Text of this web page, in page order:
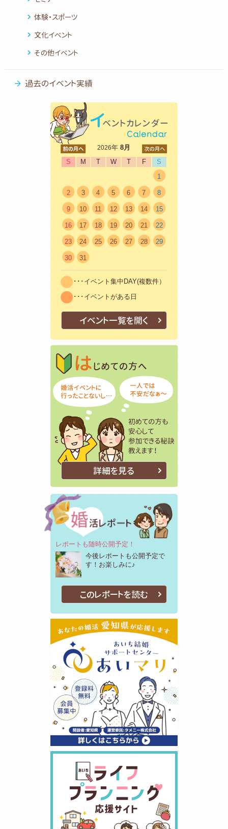
体験・スポーツ
文化イベント
その他イベント
過去のイベント実績
2026年8月
S
M T W T F
S
1
2 3 4 5 6 7 8
9 10 11 12 13 14 15
16 17 18 19 20 21 22
23 24 25 26 27 28 29
30 31
･･･イベント集中DAY(複数件）
･･･イベントがある日
イベント一覧を開く
はじめての方
詳細を見る
レポートも随時公開予定！
今後レポートも公開予定で
す！お楽しみに♪
このレポートを読む